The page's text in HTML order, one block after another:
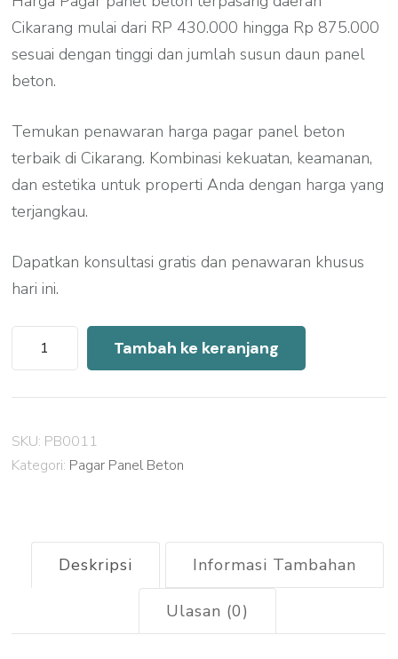
Cikarang mulai dari RP 430.000 hingga Rp 875.000
sesuai dengan tinggi dan jumlah susun daun panel
beton.
Temukan penawaran harga pagar panel beton
terbaik di Cikarang. Kombinasi kekuatan, keamanan,
dan estetika untuk properti Anda dengan harga yang
terjangkau.
Dapatkan konsultasi gratis dan penawaran khusus
hari ini.
Kuantitas
Harga
Pagar
Beton
Cikarang
Tambah ke keranjang
SKU: PB0011
Kategori: Pagar Panel Beton
Deskripsi Informasi Tambahan
Ulasan (0)